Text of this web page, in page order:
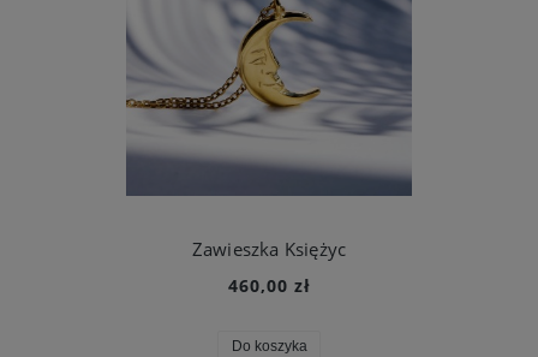
Zawieszka Księżyc
460,00 zł
Do koszyka